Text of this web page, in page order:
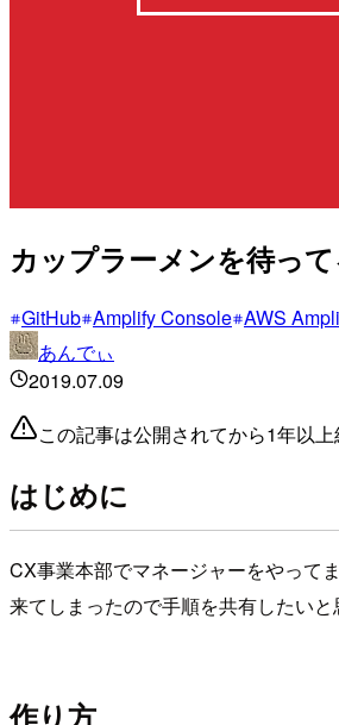
カップラーメンを待っ
GitHub Amplify Console AWS
あんでぃ
2019.07.09
この記事は公開されてから1年以
はじめに
CX事業本部でマネージャーをやって
来てしまったので手順を共有したいと
作り方